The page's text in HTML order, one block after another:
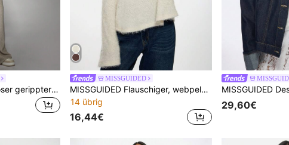
MISSGUIDED Luxuriöser gerippter gestrickter Loungewear Set mit weiter Hose, gemütlicher Zweiteiler mit Winterpullover und passendem Set aus Palazzohose mit Kordelzug Taille
MISSGUIDED
MISSGUIDED Flauschiger, webpelziger Off-Shoulder Pullover, gemütlich übergrößert Langarm Winter Strick Pullover, Feiertags-Party, Lässig, weiche Lounge Oberteil
14 übrig
16,44€
29,60€